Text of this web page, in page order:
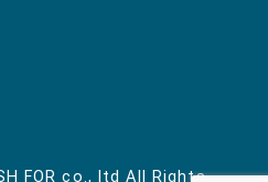
FOR co., ltd All Rights